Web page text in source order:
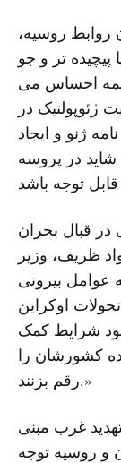
روسیه،
پیچیده تر و جو
احساس می
ژئوپولتیک در
ژنو و ایجاد
در پروسه
در قبال بحران
ظریف، وزیر
عوامل بیرونی
اوکراین
شرایط کمک
کشورشان را
رقم بزنند.»
غرب مبنی
و روسیه توجه